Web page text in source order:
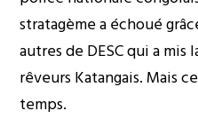
stratagème a échoué
autres de DESC qui a mis
rêveurs Katangais. Mais
temps.